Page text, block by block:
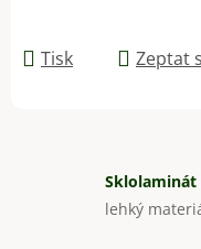
Tisk Zeptat
Sklolaminát
lehký